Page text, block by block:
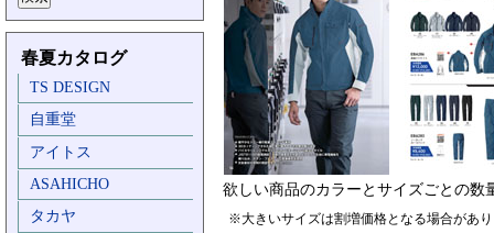
春夏カタログ
TS DESIGN
自重堂
アイトス
ASAHICHO
タカヤ
欲しい商品のカラーとサイズごとの数
※大きいサイズは割増価格となる場合があ